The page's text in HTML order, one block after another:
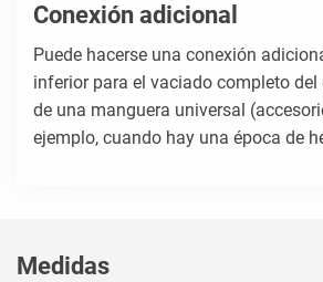
Conexión adicional
Puede hacerse una conexión
inferior para el vaciado completo
de una manguera universal
ejemplo, cuando hay una época de
Medidas